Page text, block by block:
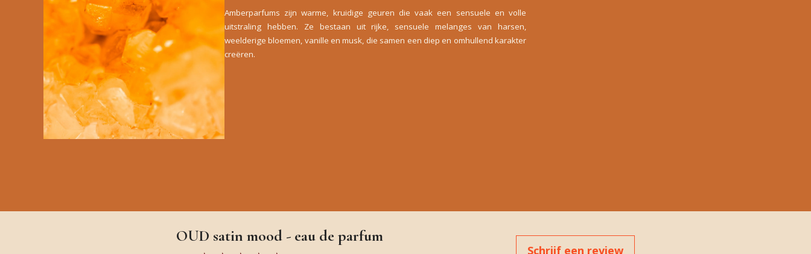
Amberparfums zijn warme, kruidige geuren die vaak een sensuele en volle
uitstraling hebben. Ze bestaan uit rijke, sensuele melanges van harsen,
weelderige bloemen, vanille en musk, die samen een diep en omhullend karakter
creëren.
OUD satin mood - eau de parfum
Schrijf een review